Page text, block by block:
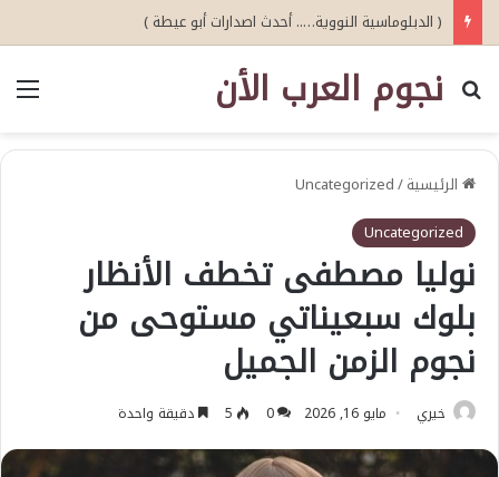
( الدبلوماسية النووية….. أحدث اصدارات أبو عيطة )
نجوم العرب الأن
بحث عن
الرئيسية/
Uncategorized
Uncategorized
نوليا مصطفى تخطف الأنظار
بلوك سبعيناتي مستوحى من
نجوم الزمن الجميل
خيري مايو 16, 2026 0
5 دقيقة واحدة